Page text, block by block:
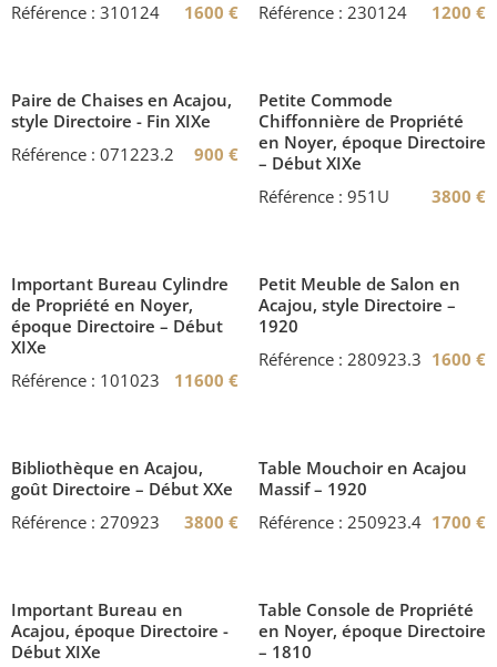
Référence : 310124
1600€
Référence : 230124
1200 €
Paire de Chaises en Acajou,
style Directoire - Fin XIXe
Référence : 071223.2
900€
Petite Commode
Chiffonnière de Propriété
en Noyer, époque Directoire
– Début XIXe
Référence : 951U
3800 €
Important Bureau Cylindre
de Propriété en Noyer,
époque Directoire – Début
XIXe
Référence : 101023
11600€
Petit Meuble de Salon en
Acajou, style Directoire –
1920
Référence : 280923.3 1600 €
Bibliothèque en Acajou,
goût Directoire – Début XXe
Référence : 270923
3800€
Table Mouchoir en Acajou
Massif – 1920
Référence : 250923.4 1700 €
Important Bureau en
Acajou, époque Directoire -
Début XIXe
Table Console de Propriété
en Noyer, époque Directoire
– 1810